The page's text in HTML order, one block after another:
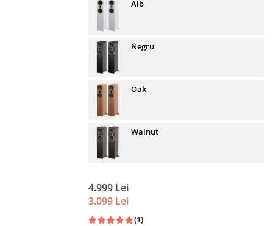
Alb
Negru
Oak
Walnut
4.999 Lei
3.099 Lei
(1)